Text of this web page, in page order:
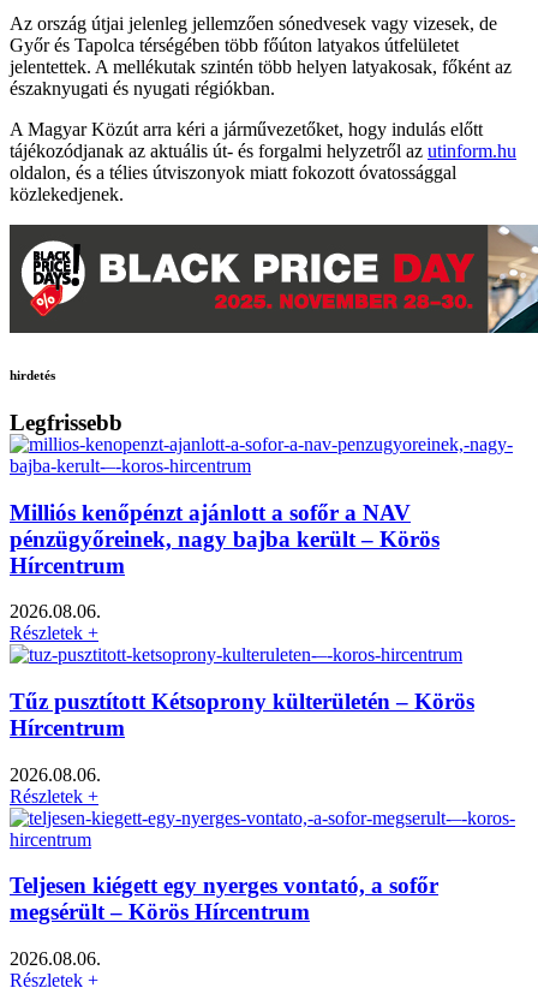
Az ország útjai jelenleg jellemzően sónedvesek vagy vizesek, de
Győr és Tapolca térségében több főúton latyakos útfelületet
jelentettek. A mellékutak szintén több helyen latyakosak, főként az
északnyugati és nyugati régiókban.
A Magyar Közút arra kéri a járművezetőket, hogy indulás előtt
tájékozódjanak az aktuális út- és forgalmi helyzetről az utinform.hu
oldalon, és a télies útviszonyok miatt fokozott óvatossággal
közlekedjenek.
hirdetés
Legfrissebb
Milliós kenőpénzt ajánlott a sofőr a NAV
pénzügyőreinek, nagy bajba került – Körös
Hírcentrum
2026.08.06.
Részletek +
Tűz pusztított Kétsoprony külterületén – Körös
Hírcentrum
2026.08.06.
Részletek +
Teljesen kiégett egy nyerges vontató, a sofőr
megsérült – Körös Hírcentrum
2026.08.06.
Részletek +